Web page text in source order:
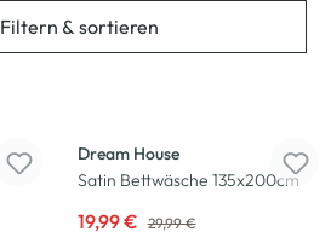
Filtern & sortieren
Dream House
Satin Bettwäsche 135x200cm
19,99 € 29,99 €